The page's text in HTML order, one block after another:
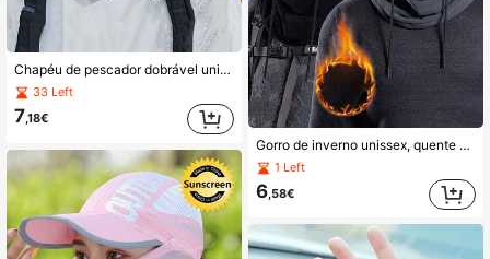
Chapéu de pescador dobrável unissex com aba larga, ideal para atividades ao ar livre como caminhadas, pesca e camping. Estilo cowboy, com alça ajustável e perfeito para esportes de verão ao ar livre.
33 Left
7,18€
Gorro de inverno unissex, quente e à prova de vento, gorro de lã para atividades ao ar livre, balaclava à prova de vento, ideal para ciclismo de montanha, máscara facial para motociclismo, gorro e cachecol tudo-em-um - presente para atividades ao ar livre, máscara de esqui para o Halloween
1 Left
6,58€